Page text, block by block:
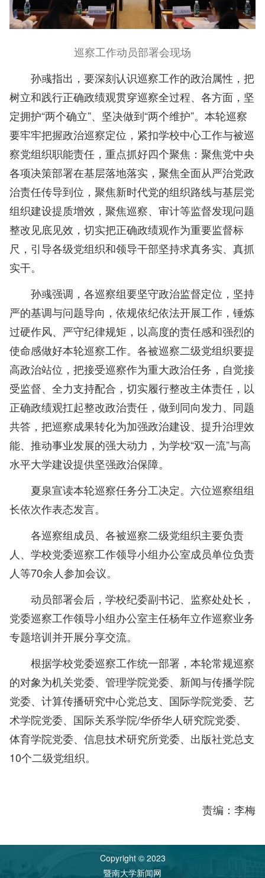
巡察工作动员部署会现场
孙彧指出，要深刻认识巡察工作的政治属性，把
树立和践行正确政绩观贯穿巡察全过程、各方面，坚
定拥护“两个确立”、坚决做到“两个维护”。本轮巡察
要牢牢把握政治巡察定位，紧扣学校中心工作与被巡
察党组织职能责任，重点抓好四个聚焦：聚焦党中央
各项决策部署在基层落地落实，聚焦全面从严治党政
治责任传导到位，聚焦新时代党的组织路线与基层党
组织建设提质增效，聚焦巡察、审计等监督发现问题
整改见底见效，切实把正确政绩观作为重要监督标
尺，引导各级党组织和领导干部坚持求真务实、真抓
实干。
孙彧强调，各巡察组要坚守政治监督定位，坚持
严的基调与问题导向，依规依纪依法开展工作，锤炼
过硬作风、严守纪律规矩，以高度的责任感和强烈的
使命感做好本轮巡察工作。各被巡察二级党组织要提
高政治站位，把接受巡察作为重大政治任务，自觉接
受监督、全力支持配合，切实履行整改主体责任，以
正确政绩观扛起整改政治责任，做到同向发力、同题
共答，把巡察成果转化为加强政治建设、提升治理效
能、推动事业发展的强大动力，为学校“双一流”与高
水平大学建设提供坚强政治保障。
夏泉宣读本轮巡察任务分工决定。六位巡察组组
长依次作表态发言。
各巡察组成员、各被巡察二级党组织主要负责
人、学校党委巡察工作领导小组办公室成员单位负责
人等70余人参加会议。
动员部署会后，学校纪委副书记、监察处处长，
党委巡察工作领导小组办公室主任杨年立作巡察业务
专题培训并开展分享交流。
根据学校党委巡察工作统一部署，本轮常规巡察
的对象为机关党委、管理学院党委、新闻与传播学院
党委、计算传播研究中心党总支、国际学院党委、艺
术学院党委、国际关系学院/华侨华人研究院党委、
体育学院党委、信息技术研究所党委、出版社党总支
10个二级党组织。
责编：李梅
Copyright © 2023
暨南大学新闻网